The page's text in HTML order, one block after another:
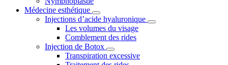
Médecine esthétique
Injections d’acide hyaluronique
Les volumes du visage
Comblement des rides
Injection de Botox
Transpiration excessive